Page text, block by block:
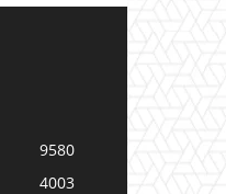
9580
4003